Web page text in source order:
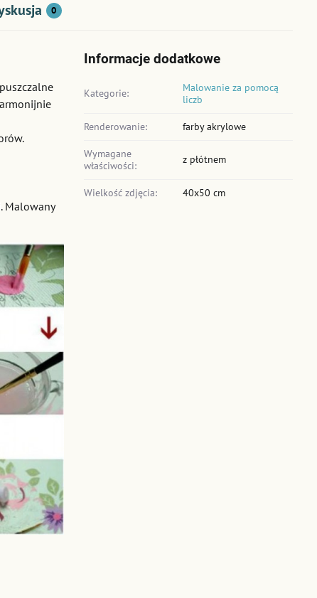
0
Malowany
Informacje dodatkowe
Kategorie:
Malowanie za pomocą
liczb
Renderowanie: farby akrylowe
Wymagane
właściwości:
z płótnem
Wielkość zdjęcia: 40x50 cm